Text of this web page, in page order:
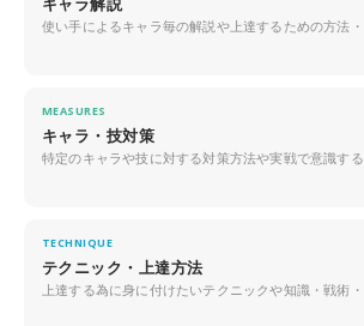
使い手によるキャラ毎の解説や上達するための方法
MEASURES
キャラ・技対策
特定のキャラや技に対する対策方法や実戦で意識す
TECHNIQUE
テクニック・上達方法
上達する為に身に付けたいテクニックや知識・戦術